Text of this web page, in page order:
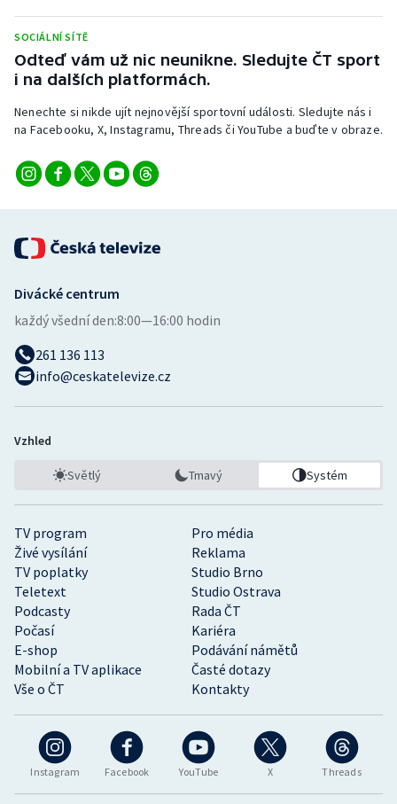
Stolní tenis
Triatlon
Veslování
Volejbal
Ostatní
SOCIÁLNÍ SÍTĚ
Odteď vám už nic neunikne. Sledujte ČT sport
i na dalších platformách.
Nenechte si nikde ujít nejnovější sportovní události. Sledujte nás i
na Facebooku, X, Instagramu, Threads či YouTube a buďte v obraze.
Instagram Facebook YouTube X Threads
TV program
Pro média
Živé vysílání
Reklama
TV poplatky
Studio Brno
Teletext
Studio Ostrava
Podcasty
Rada ČT
Počasí
Kariéra
E-shop
Podávání námětů
Mobilní a TV aplikace
Časté dotazy
Vše o ČT
Kontakty
Divácké centrum
každý všední den:8:00—16:00 hodin
261 136 113
info@ceskatelevize.cz
Vzhled
Světlý Tmavý Systém